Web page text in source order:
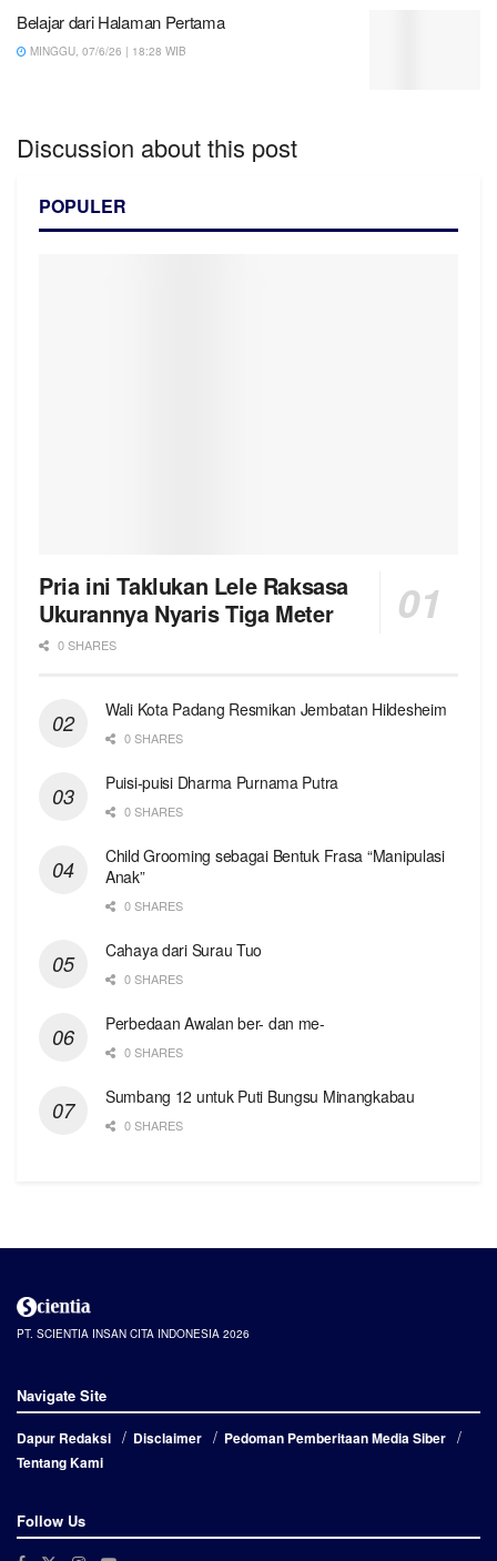
Belajar dari Halaman Pertama
MINGGU, 07/6/26 | 18:28 WIB
Discussion about this post
POPULER
Pria ini Taklukan Lele Raksasa
Ukurannya Nyaris Tiga Meter
0 SHARES
Wali Kota Padang Resmikan Jembatan Hildesheim
0 SHARES
Puisi-puisi Dharma Purnama Putra
0 SHARES
Child Grooming sebagai Bentuk Frasa “Manipulasi
Anak”
0 SHARES
Cahaya dari Surau Tuo
0 SHARES
Perbedaan Awalan ber- dan me-
0 SHARES
Sumbang 12 untuk Puti Bungsu Minangkabau
0 SHARES
PT. SCIENTIA INSAN CITA INDONESIA 2026
Navigate Site
Dapur Redaksi Disclaimer
Pedoman Pemberitaan Media Siber
Tentang Kami
Follow Us